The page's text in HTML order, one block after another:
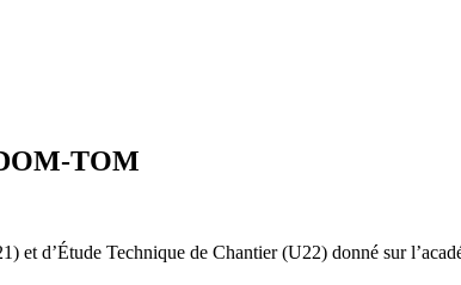
TOM
et d’Étude Technique de Chantier (U22) donné sur